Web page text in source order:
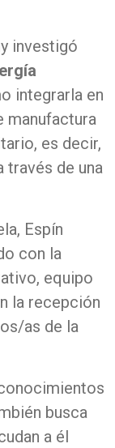
investigó
integrarla en
manufactura
es decir,
través de una
Espín
con la
equipo
la recepción
as de la
busca
a él